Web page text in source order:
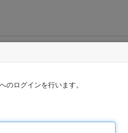
税のお申込み
だき、ありがとうございま
のログインを行います。